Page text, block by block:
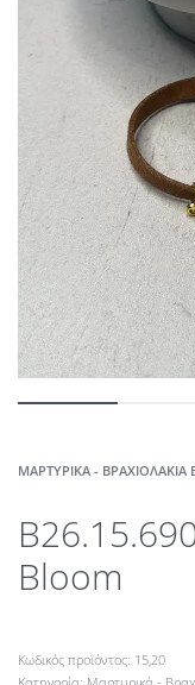
ΜΑΡΤΥΡΙΚΆ - ΒΡΑΧΙΟΛΆΚΙΑ
Bloom
15,20